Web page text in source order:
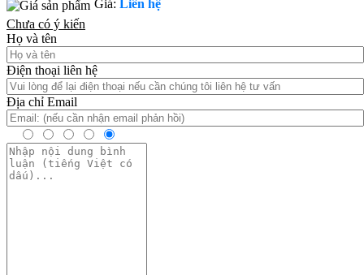
Giá:
Liên hệ
Chưa có ý kiến
Họ và tên
Điện thoại liên hệ
Địa chỉ Email